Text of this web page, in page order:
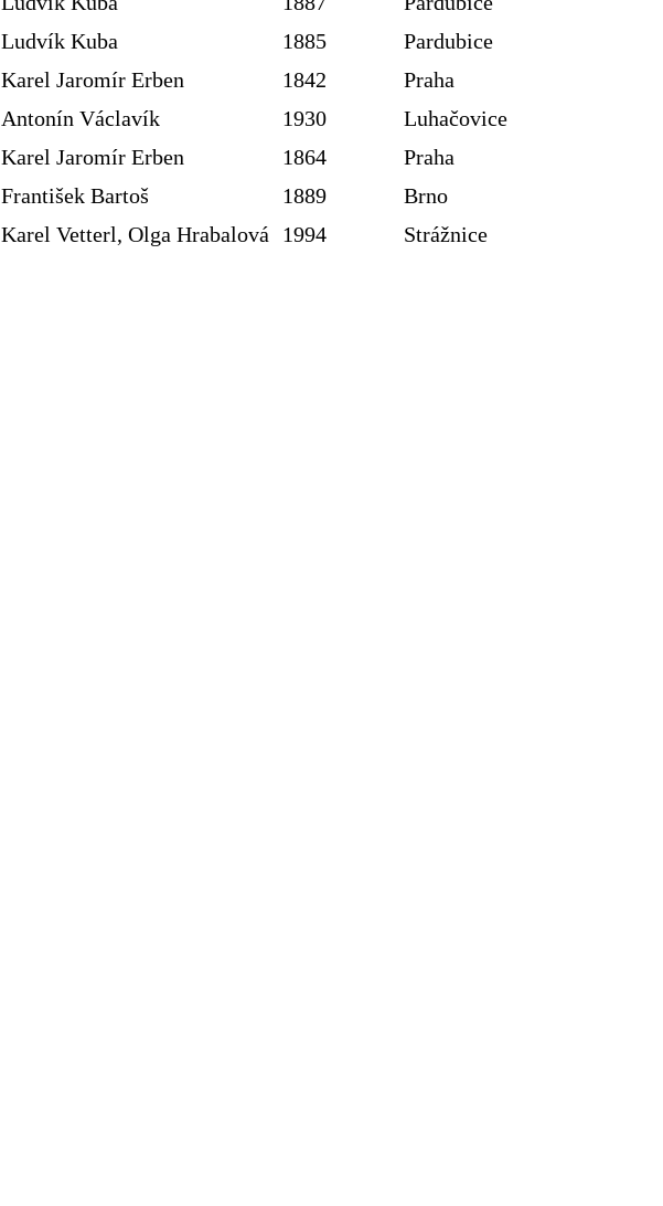
Ludvík Kuba 1885
Pardubice
Karel Jaromír Erben 1842
Praha
Antonín Václavík 1930
Luhačovice
Karel Jaromír Erben 1864
Praha
František Bartoš 1889
Brno
Karel Vetterl, Olga Hrabalová 1994 Strážnice